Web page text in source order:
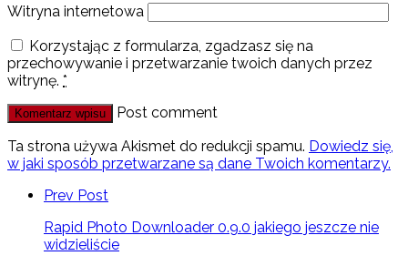
Witryna internetowa
Korzystając z formularza, zgadzasz się na
przechowywanie i przetwarzanie twoich danych przez
witrynę. *
Post comment
Ta strona używa Akismet do redukcji spamu. Dowiedz się,
w jaki sposób przetwarzane są dane Twoich komentarzy.
Prev Post
Rapid Photo Downloader 0.9.0 jakiego jeszcze nie
widzieliście